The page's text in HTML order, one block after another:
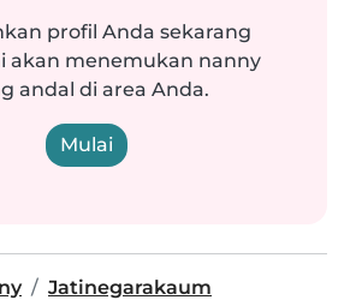
profil Anda sekarang
akan menemukan nanny
andal di area Anda.
Mulai
Jatinegarakaum